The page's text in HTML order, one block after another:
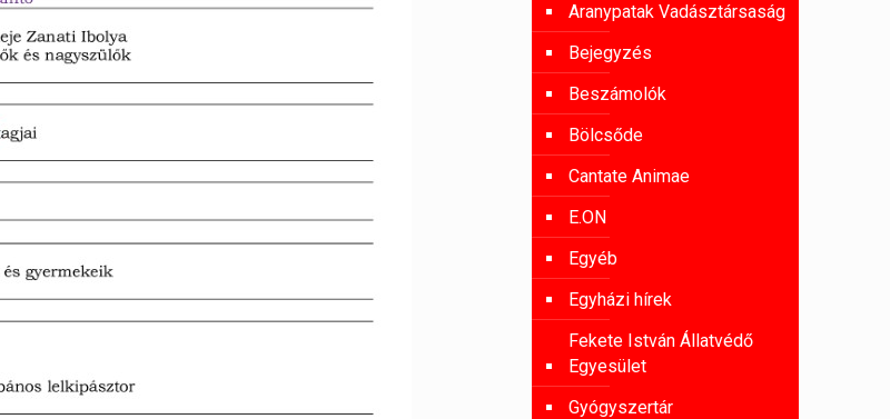
Aranypatak Vadásztársaság
Bejegyzés
Beszámolók
Bölcsőde
Cantate Animae
E.ON
Egyéb
Egyházi hírek
Fekete István Állatvédő
Egyesület
Gyógyszertár